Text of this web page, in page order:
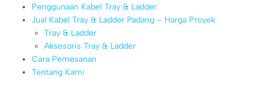
Penggunaan Kabel Tray & Ladder
Jual Kabel Tray & Ladder Padang – Harga Proyek
Tray & Ladder
Aksesoris Tray & Ladder
Cara Pemesanan
Tentang Kami